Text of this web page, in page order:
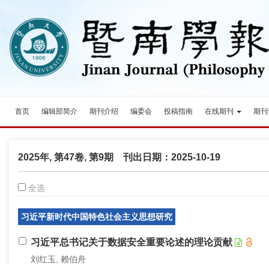
首页 编辑部简介 期刊介绍 编委会 投稿指南 在线期刊 期
2025年, 第47卷, 第9期 刊出日期：2025-10-19
全选
习近平新时代中国特色社会主义思想研究
习近平总书记关于数据安全重要论述的理论贡献
刘红玉, 赖伯舟